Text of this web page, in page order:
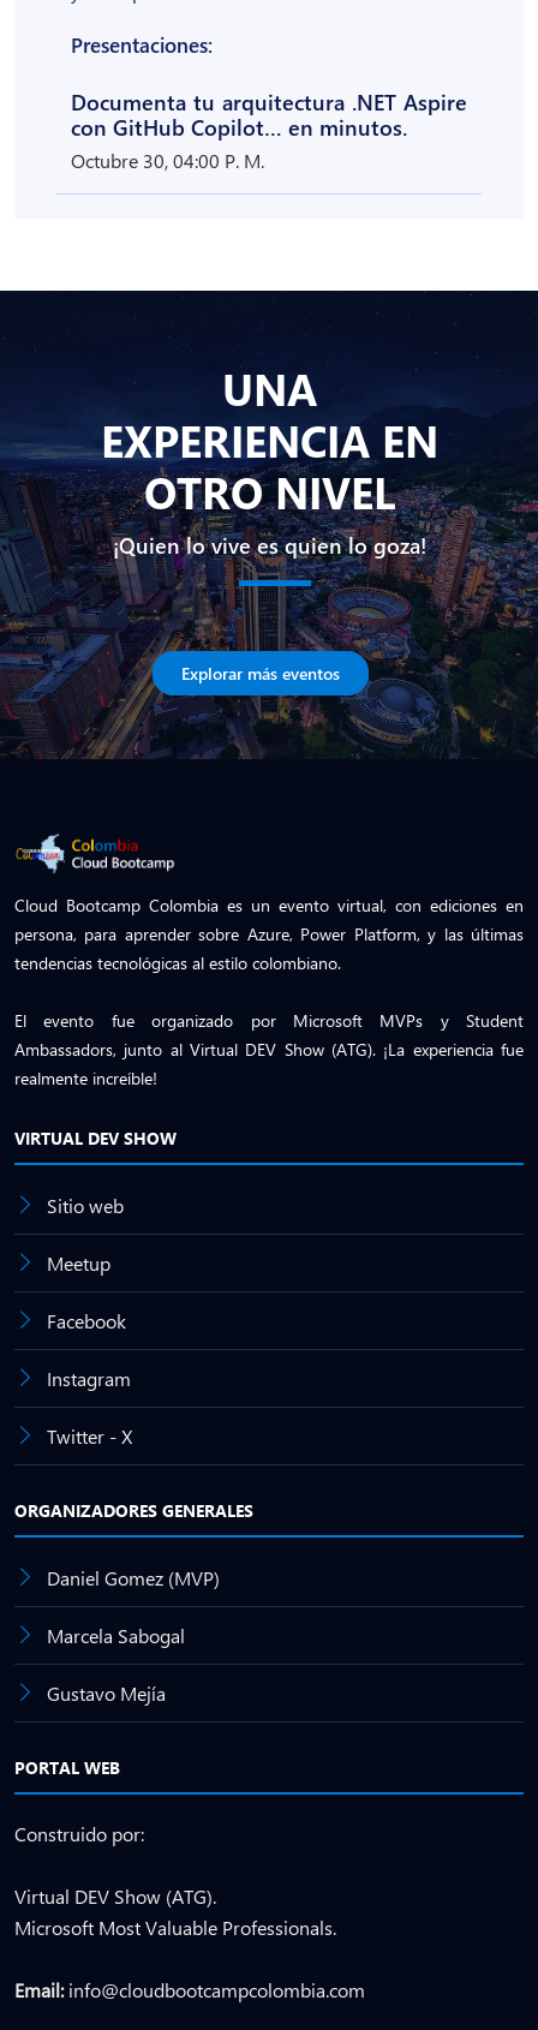
Presentaciones:
Documenta tu arquitectura .NET Aspire
con GitHub Copilot… en minutos.
Octubre 30, 04:00 P. M.
UNA
EXPERIENCIA EN
OTRO NIVEL
¡Quien lo vive es quien lo goza!
Explorar más eventos
Cloud Bootcamp Colombia es un evento virtual, con ediciones en
persona, para aprender sobre Azure, Power Platform, y las últimas
tendencias tecnológicas al estilo colombiano.
El evento fue organizado por Microsoft MVPs y Student
Ambassadors, junto al Virtual DEV Show (ATG). ¡La experiencia fue
realmente increíble!
VIRTUAL DEV SHOW
Sitio web
Meetup
Facebook
Instagram
Twitter - X
ORGANIZADORES GENERALES
Daniel Gomez (MVP)
Marcela Sabogal
Gustavo Mejía
PORTAL WEB
Construido por:
Virtual DEV Show (ATG).
Microsoft Most Valuable Professionals.
Email:info@cloudbootcampcolombia.com